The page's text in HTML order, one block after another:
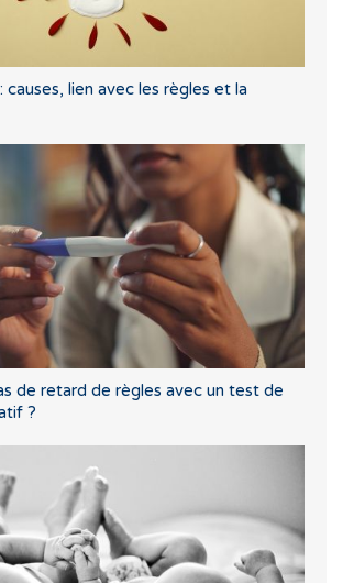
causes, lien avec les règles et la
de retard de règles avec un test de
?